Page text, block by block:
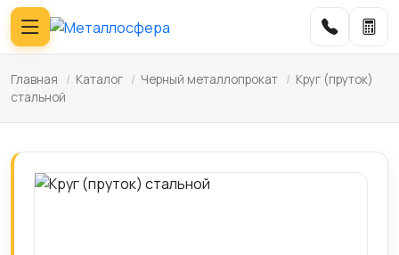
Главная / Каталог / Черный металлопрокат / Круг (пруток)
стальной